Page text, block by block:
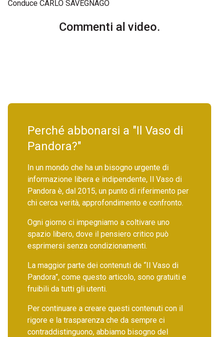
Conduce CARLO SAVEGNAGO
Commenti al video.
Perché abbonarsi a "Il Vaso di
Pandora?"
In un mondo che ha un bisogno urgente di
informazione libera e indipendente, Il Vaso di
Pandora è, dal 2015, un punto di riferimento per
chi cerca verità, approfondimento e confronto.
Ogni giorno ci impegniamo a coltivare uno
spazio libero, dove il pensiero critico può
esprimersi senza condizionamenti.
La maggior parte dei contenuti de “Il Vaso di
Pandora”, come questo articolo, sono gratuiti e
fruibili da tutti gli utenti.
Per continuare a creare questi contenuti con il
rigore e la trasparenza che da sempre ci
contraddistinguono, abbiamo bisogno del